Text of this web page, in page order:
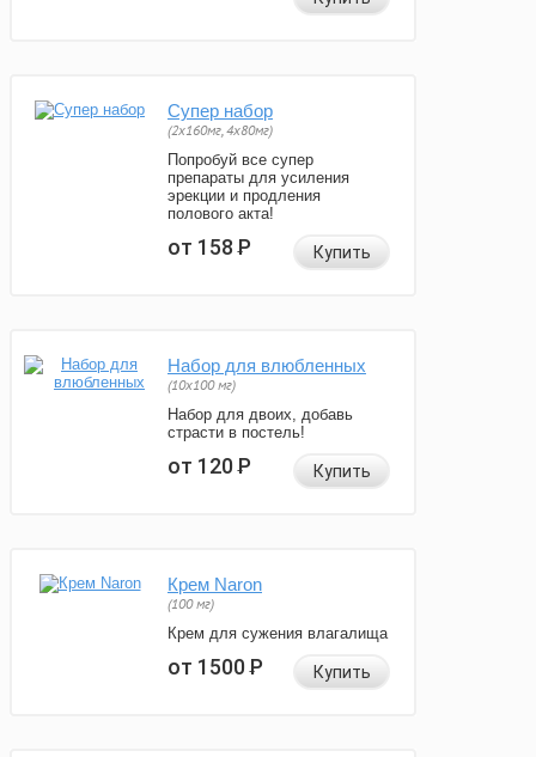
Супер набор
(2х160мг, 4х80мг)
Попробуй все супер
препараты для усиления
эрекции и продления
полового акта!
от 158Р Купить
Набор для влюбленных
(10х100 мг)
Набор для двоих, добавь
страсти в постель!
от 120Р Купить
Крем Naron
(100 мг)
Крем для сужения влагалища
от 1500Р Купить